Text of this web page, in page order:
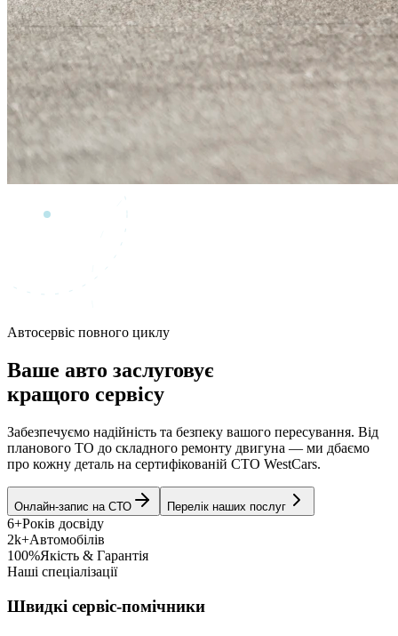
Автосервіс повного циклу
Ваше авто заслуговує
кращого сервісу
Забезпечуємо надійність та безпеку вашого пересування. Від
планового ТО до складного ремонту двигуна — ми дбаємо
про кожну деталь на сертифікованій СТО WestCars.
Онлайн-запис на СТО Перелік наших послуг
6+Років досвіду
2k+Автомобілів
100%Якість & Гарантія
Наші спеціалізації
Швидкі сервіс-помічники